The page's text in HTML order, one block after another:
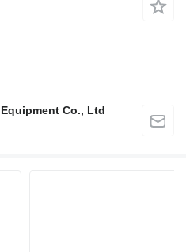
Co., Ltd